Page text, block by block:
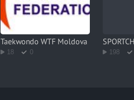
Taekwondo WTF Moldova
18 0 198